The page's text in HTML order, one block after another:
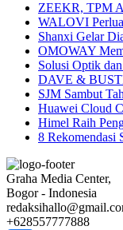
ZEEKR, TPM
WALOVI
Shanxi Gelar
OMOWAY
Solusi Optik
DAVE &
SJM Sambut
Huawei Cloud
Himel Raih
8 Rekomendasi
Graha Media Center,
Bogor - Indonesia
+628557777888